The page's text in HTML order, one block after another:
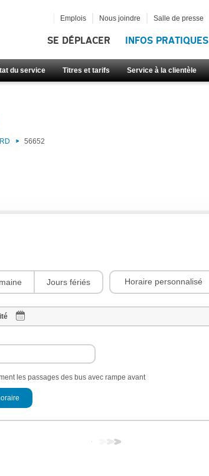
SE DÉPLACER INFOS PRATIQUES
du service Titres et tarifs Service à la clientèle
Emplois Nous joindre Salle de presse
56652
Jours fériés Horaire personnalisé
les passages des bus avec rampe avant